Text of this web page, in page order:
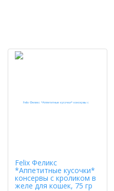
Felix Феликс
*Аппетитные кусочки*
консервы с кроликом в
желе для кошек, 75 гр